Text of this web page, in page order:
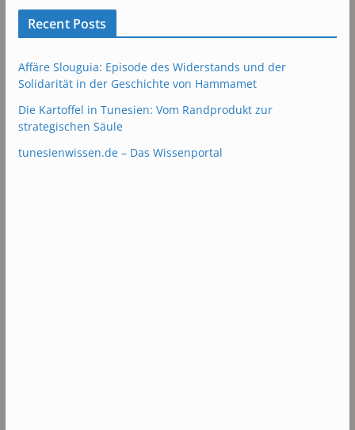
Recent Posts
Affäre Slouguia: Episode des Widerstands und der
Solidarität in der Geschichte von Hammamet
Die Kartoffel in Tunesien: Vom Randprodukt zur
strategischen Säule
tunesienwissen.de – Das Wissenportal